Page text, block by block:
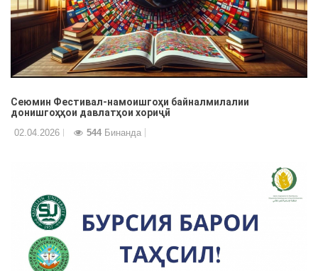
Сеюмин Фестивал-намоишгоҳи байналмилалии
донишгоҳҳои давлатҳои хориҷӣ
02.04.2026 544 Бинанда